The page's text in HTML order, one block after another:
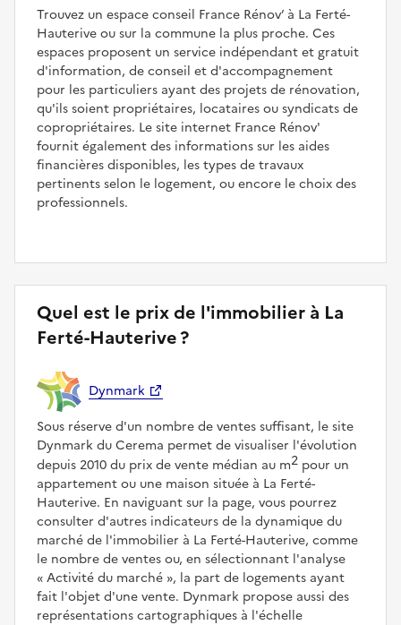
Trouvez un espace conseil France Rénov’ à La Ferté-
Hauterive ou sur la commune la plus proche. Ces
espaces proposent un service indépendant et gratuit
d'information, de conseil et d'accompagnement
pour les particuliers ayant des projets de rénovation,
qu'ils soient propriétaires, locataires ou syndicats de
copropriétaires. Le site internet France Rénov'
fournit également des informations sur les aides
financières disponibles, les types de travaux
pertinents selon le logement, ou encore le choix des
professionnels.
Quel est le prix de l'immobilier à La
Ferté-Hauterive ?
Dynmark
Sous réserve d'un nombre de ventes suffisant, le site
Dynmark du Cerema permet de visualiser l'évolution
depuis 2010 du prix de vente médian au m2 pour un
appartement ou une maison située à La Ferté-
Hauterive. En naviguant sur la page, vous pourrez
consulter d'autres indicateurs de la dynamique du
marché de l'immobilier à La Ferté-Hauterive, comme
le nombre de ventes ou, en sélectionnant l'analyse
Activité du marché , la part de logements ayant
fait l'objet d'une vente. Dynmark propose aussi des
représentations cartographiques à l'échelle